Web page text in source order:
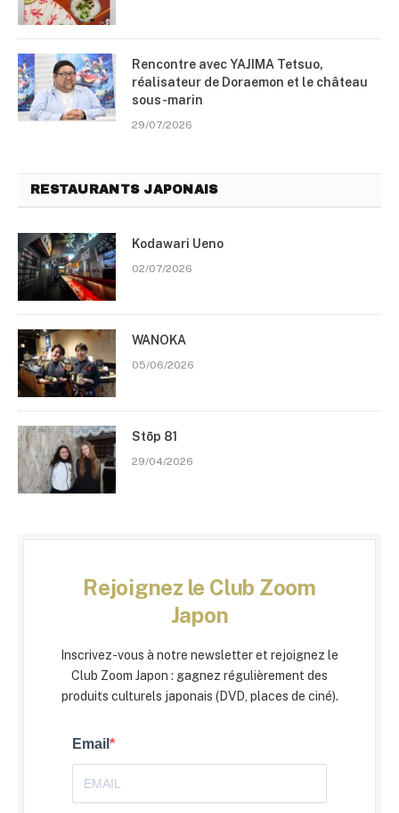
Rencontre avec YAJIMA Tetsuo,
réalisateur de Doraemon et le château
sous-marin
29/07/2026
RESTAURANTS JAPONAIS
Kodawari Ueno
02/07/2026
WANOKA
05/06/2026
Stōp 81
29/04/2026
Rejoignez le Club Zoom
Japon
Inscrivez-vous à notre newsletter et rejoignez le
Club Zoom Japon : gagnez régulièrement des
produits culturels japonais (DVD, places de ciné).
Email